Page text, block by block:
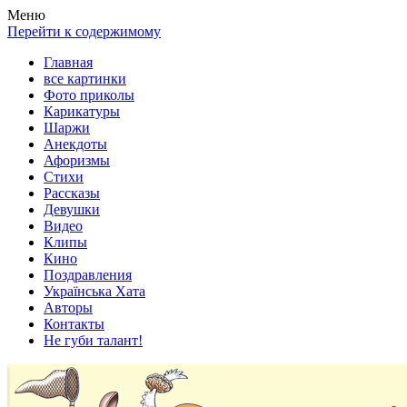
Весела хата — прикольные картинки, смешные истории, клипы!
Покажем всем ваши фото приколы, карикатуры, шаржи, стихи,
Меню
Перейти к содержимому
Главная
все картинки
Фото приколы
Карикатуры
Шаржи
Анекдоты
Афоризмы
Стихи
Рассказы
Девушки
Видео
Клипы
Кино
Поздравления
Українська Хата
Авторы
Контакты
Не губи талант!